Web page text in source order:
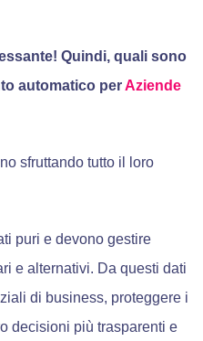
Quindi, quali sono
automatico perAziende
sfruttando tutto il loro
puri e devono gestire
e alternativi. Da questi dati
di business, proteggere i
decisioni più trasparenti e